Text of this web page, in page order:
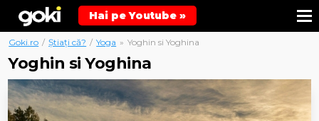
Hai pe Youtube »
Goki.ro / Știați că? / Yoga » Yoghin si Yoghina
Yoghin si Yoghina